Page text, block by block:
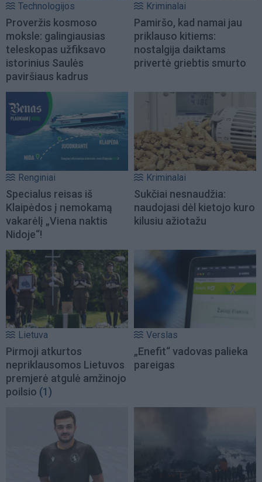
Technologijos
Proveržis kosmoso
moksle: galingiausias
teleskopas užfiksavo
istorinius Saulės
paviršiaus kadrus
Kriminalai
Pamiršo, kad namai jau
priklauso kitiems:
nostalgija daiktams
privertė griebtis smurto
Renginiai
Specialus reisas iš
Klaipėdos į nemokamą
vakarėlį „Viena naktis
Nidoje“!
Kriminalai
Sukčiai nesnaudžia:
naudojasi dėl kietojo kuro
kilusiu ažiotažu
Lietuva
Pirmoji atkurtos
nepriklausomos Lietuvos
premjerė atgulė amžinojo
poilsio (1)
Verslas
„Enefit“ vadovas palieka
pareigas